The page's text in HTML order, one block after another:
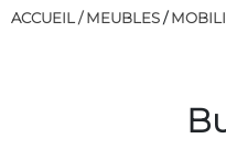
ACCUEIL / MEUBLES/